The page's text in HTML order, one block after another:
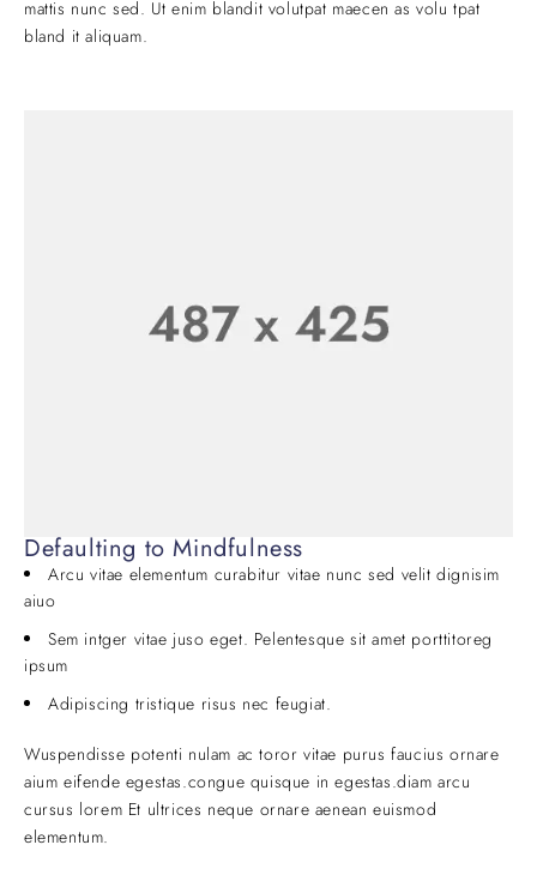
mattis nunc sed. Ut enim blandit volutpat maecen as volu tpat
bland it aliquam.
Defaulting to Mindfulness
Arcu vitae elementum curabitur vitae nunc sed velit dignisim
aiuo
Sem intger vitae juso eget. Pelentesque sit amet porttitoreg
ipsum
Adipiscing tristique risus nec feugiat.
Wuspendisse potenti nulam ac toror vitae purus faucius ornare
aium eifende egestas.congue quisque in egestas.diam arcu
cursus lorem Et ultrices neque ornare aenean euismod
elementum.